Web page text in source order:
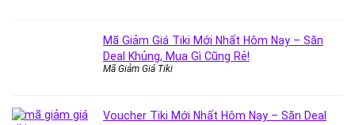
Mã Giảm Giá Tiki Mới Nhất Hôm Nay – Săn
Deal Khủng, Mua Gì Cũng Rẻ!
Mã Giảm Giá Tiki
Voucher Tiki Mới Nhất Hôm Nay – Săn Deal